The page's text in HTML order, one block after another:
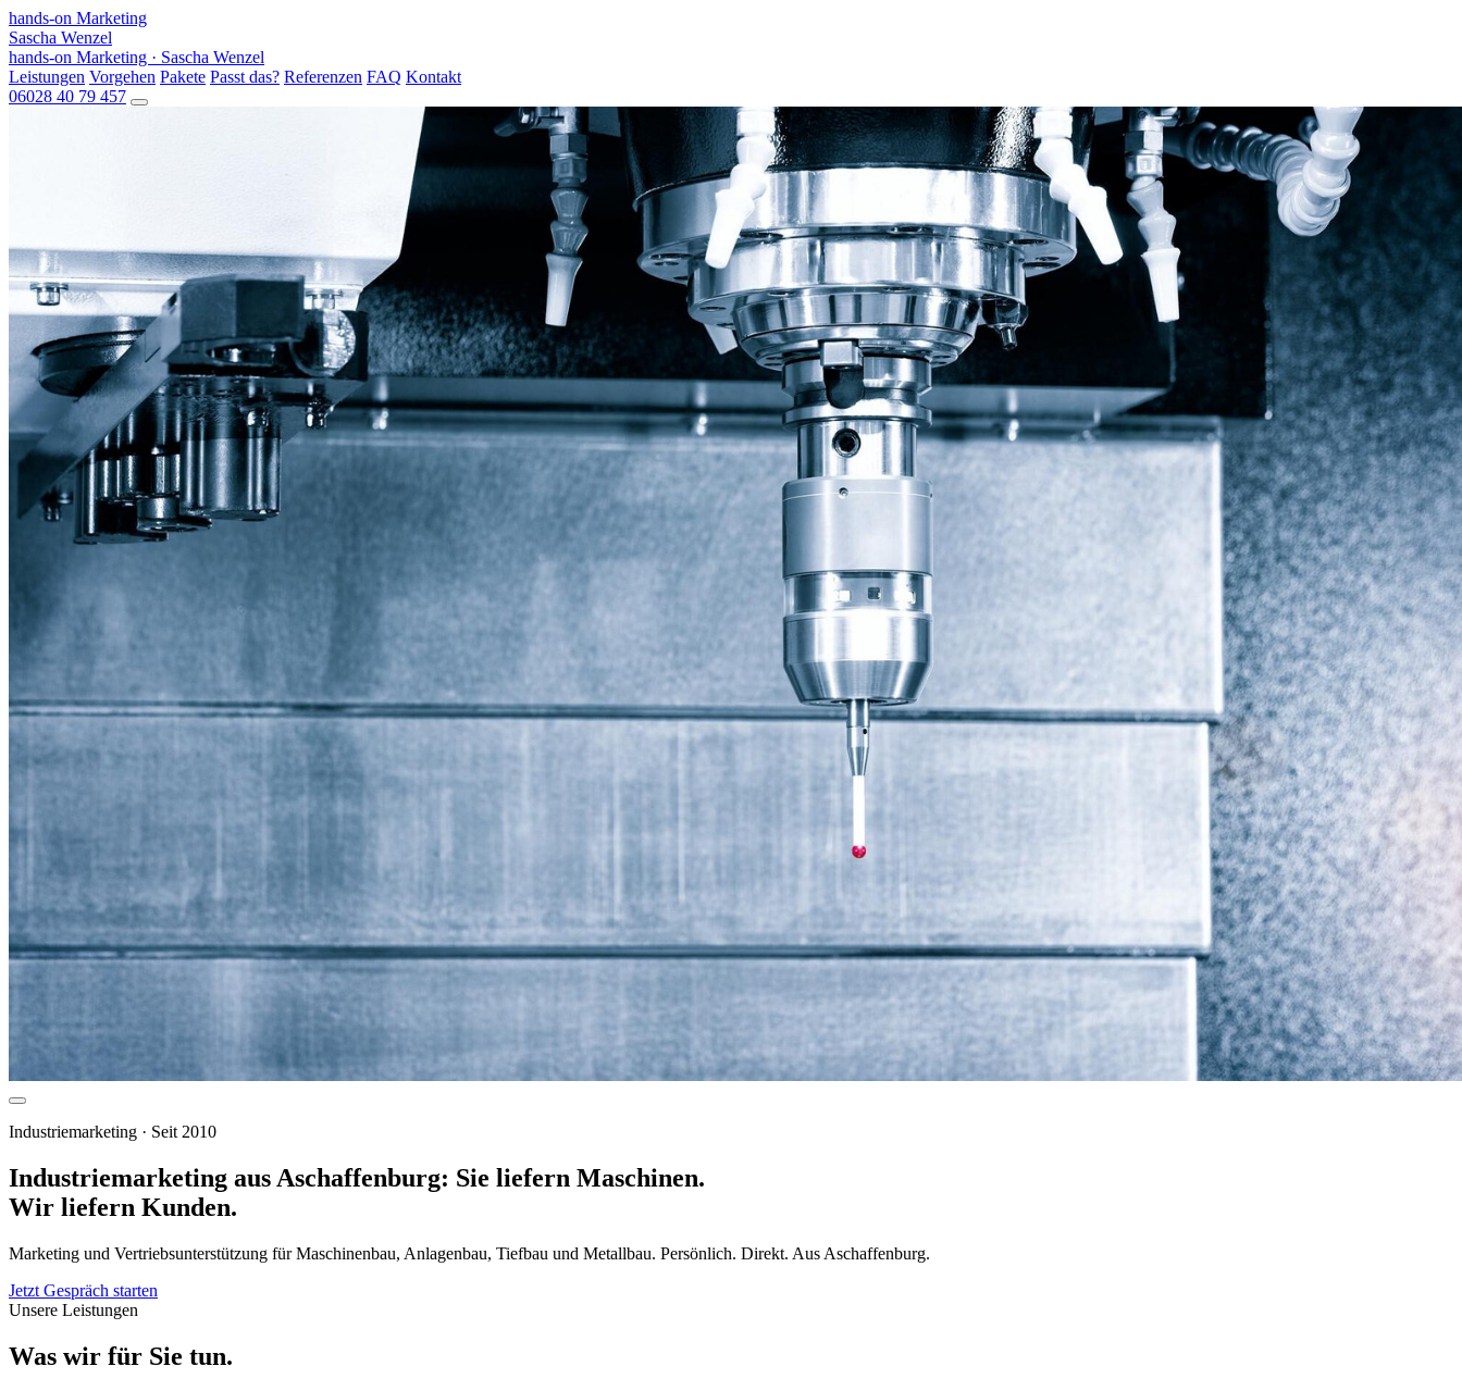
hands-on Marketing
Sascha Wenzel
hands-on Marketing · Sascha Wenzel
Leistungen Vorgehen Pakete Passt das? Referenzen FAQ Kontakt
06028 40 79 457
Industriemarketing · Seit 2010
Industriemarketing aus Aschaffenburg: Sie liefern Maschinen.
Wir liefern Kunden.
Marketing und Vertriebsunterstützung für Maschinenbau, Anlagenbau, Tiefbau und Metallbau. Persönlich. Direkt. Aus Aschaffenburg.
Jetzt Gespräch starten
Unsere Leistungen
Was wir für Sie tun.